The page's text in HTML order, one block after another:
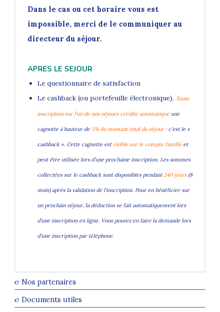
Dans le cas ou cet horaire vous est
impossible, merci de le communiquer au
directeur du séjour.
APRES LE SEJOUR
Le questionnaire de satisfaction
Le cashback (ou portefeuille électronique). Toute
inscription sur l’un de nos séjours crédite automatiqueune
cagnotte à hauteur de 5% du montant total du séjour: c’est le «
cashback ». Cette cagnotte est visible sur le compte familleet
peut être utilisée lors d’une prochaine inscription. Les sommes
collectées sur le cashback sont disponibles pendant 240 jours(8
mois) après la validation de l'inscription. Pour en bénéficier sur
un prochain séjour, la déduction se fait automatiquement lors
d’une inscription en ligne. Vous pouvez en faire la demande lors
d’une inscription par téléphone.
Nos partenaires
Documents utiles